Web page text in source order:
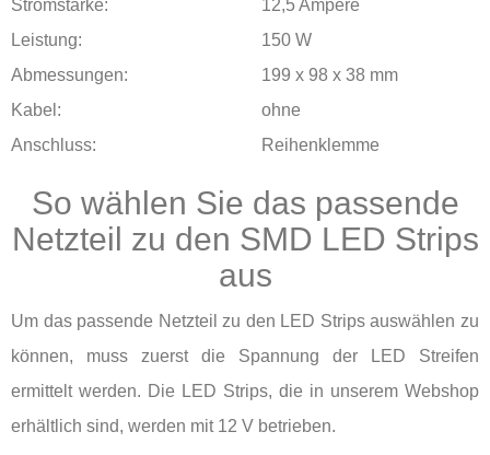
Stromstärke:
12,5 Ampere
Leistung:
150 W
Abmessungen:
199 x 98 x 38 mm
Kabel:
ohne
Anschluss:
Reihenklemme
So wählen Sie das passende
Netzteil zu den SMD LED Strips
aus
Um das passende Netzteil zu den LED Strips auswählen zu
können, muss zuerst die Spannung der LED Streifen
ermittelt werden. Die LED Strips, die in unserem Webshop
erhältlich sind, werden mit 12 V betrieben.